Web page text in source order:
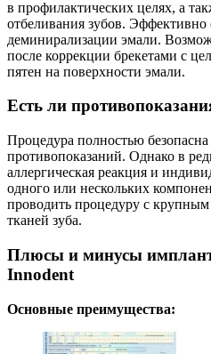
в профилактических целях, а
отбеливания зубов. Эффективно
деминирализации эмали.
после коррекции брекетами с
пятен на поверхности эмали.
Есть ли
Процедура полностью
противопоказаний. Однако в
аллергическая реакция и
одного или нескольких
проводить процедуру с
тканей зуба.
Плюсы и минусы
Innodent
Основные преимущества: